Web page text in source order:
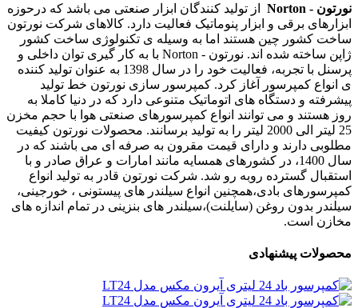
نورتون - Norton
از تولید کنندگان ابزار صنعتی می باشد که درحوزه
ابزارهای برقی و ابزار پنوماتیک فعالیت دارد. کالاهای شرکت نورتون
ساخت کشور چین هستند اما به وسیله ی تکنولوژی ساخت کشور
ژاپن ساخته شده اند. نورتون - Norton با به کار گیری توان داخلی و
پرسنل با تجربه، فعالیت خود را در سال 1398 به عنوان تولید کننده
ی انواع کمپرسور آغاز کرد. کمپرسور سازی نورتون خط تولید
پیشرفته و دستگاه های اتوماتیک متنوعی دارد که در دنیا کاملا به
روز هستند و می توانند انواع کمپرسورهای صنعتی هوا با حجم مخزن
25 لیتر الی 2000 لیتر را به تولید برسانند. محصولات نورتون کیفیت
مطلوبی دارند و دارای قیمت مقرون به صرفه ای می باشند که در
سال 1400، در کشورهای همسایه مانند امارات و عراق صادر و با
استقبال گسترده روبه رو شد. شرکت نورتون قادر به تولید انواع
کمپرسورهای بادی،همچنین انواع سیلندر های پیستونی ، خورجینی،
سیلندر بدون روغن (سایلنت)،سیلندر های بنزینی در تمام اندازه های
مخازن است.
محصولات پیشنهادی